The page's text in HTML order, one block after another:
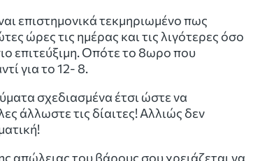
επιστημονικά τεκμηριωμένο πως
ώρες τις ημέρας και τις λιγότερες όσο
επιτεύξιμη. Οπότε το 8ωρο που
για το 12- 8.
σχεδιασμένα έτσι ώστε να
άλλωστε τις δίαιτες! Αλλιώς δεν
απώλειας του βάρους σου χρειάζεται να